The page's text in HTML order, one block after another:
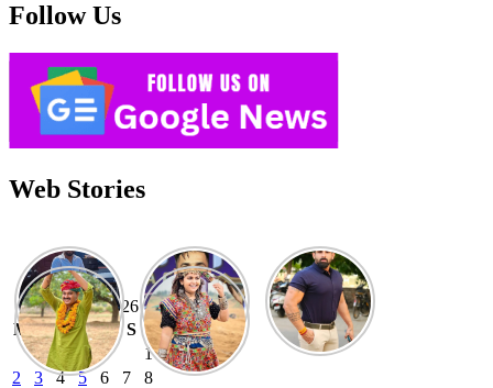
Follow Us
Web Stories
February 2026
M T W T F S
S
1
2
3 4 5 6 7
8